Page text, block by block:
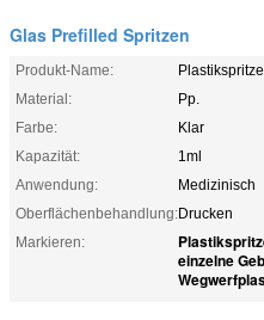
Glas Prefilled Spritzen
Produkt-Name:
Plastikspritze
Material:
Pp.
Farbe:
Klar
Kapazität:
1ml
Anwendung:
Medizinisch
Oberflächenbehandlung:Drucken
Markieren:
einzelne